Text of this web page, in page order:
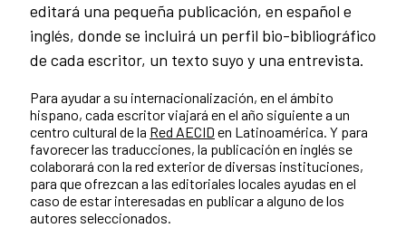
editará una pequeña publicación, en español e
inglés, donde se incluirá un perfil bio-bibliográfico
de cada escritor, un texto suyo y una entrevista.
Para ayudar a su internacionalización, en el ámbito
hispano, cada escritor viajará en el año siguiente a un
centro cultural de la Red AECID en Latinoamérica. Y para
favorecer las traducciones, la publicación en inglés se
colaborará con la red exterior de diversas instituciones,
para que ofrezcan a las editoriales locales ayudas en el
caso de estar interesadas en publicar a alguno de los
autores seleccionados.